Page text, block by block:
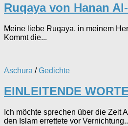
Ruqaya von Hanan
Meine liebe Ruqaya, in meinem
Kommt die...
Aschura /Gedichte
EINLEITENDE
Ich möchte sprechen über die Zeit
den Islam errettete vor